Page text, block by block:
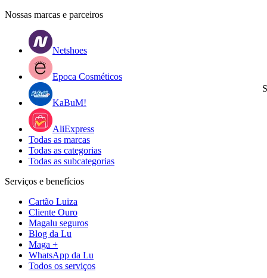
Nossas marcas e parceiros
Netshoes
Epoca Cosméticos
KaBuM!
AliExpress
Todas as marcas
Todas as categorias
Todas as subcategorias
Serviços e benefícios
Cartão Luiza
Cliente Ouro
Magalu seguros
Blog da Lu
Maga +
WhatsApp da Lu
Todos os serviços